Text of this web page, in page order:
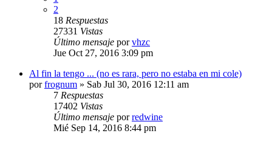
2
18 Respuestas
27331 Vistas
Último mensaje porvhzc
Jue Oct 27, 2016 3:09 pm
Al fin la tengo ... (no es rara, pero no estaba en mi cole)
porfrognum » Sab Jul 30, 2016 12:11 am
7 Respuestas
17402 Vistas
Último mensaje porredwine
Mié Sep 14, 2016 8:44 pm